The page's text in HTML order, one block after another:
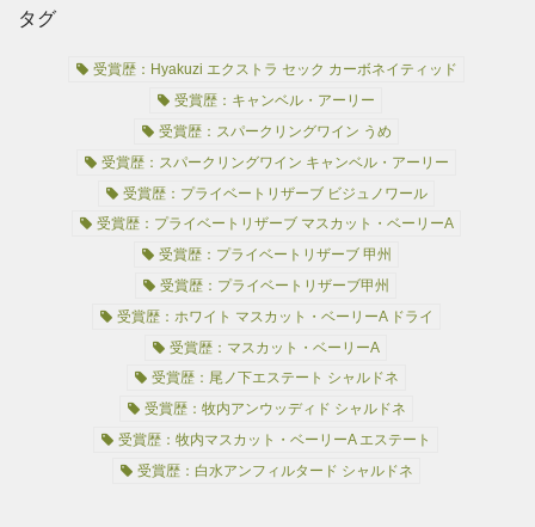
タグ
受賞歴：Hyakuzi エクストラ セック カーボネイティッド
受賞歴：キャンベル・アーリー
受賞歴：スパークリングワイン うめ
受賞歴：スパークリングワイン キャンベル・アーリー
受賞歴：プライベートリザーブ ビジュノワール
受賞歴：プライベートリザーブ マスカット・ベーリーA
受賞歴：プライベートリザーブ 甲州
受賞歴：プライベートリザーブ甲州
受賞歴：ホワイト マスカット・ベーリーA ドライ
受賞歴：マスカット・ベーリーA
受賞歴：尾ノ下エステート シャルドネ
受賞歴：牧内アンウッディド シャルドネ
受賞歴：牧内マスカット・ベーリーA エステート
受賞歴：白水アンフィルタード シャルドネ